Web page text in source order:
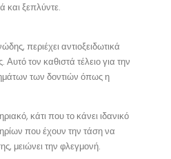
και ξεπλύντε.
περιέχει αντιοξειδωτικά
Αυτό τον καθιστά τέλειο για την
των δοντιών όπως η
κάτι που το κάνει ιδανικό
που έχουν την τάση να
μειώνει την φλεγμονή.